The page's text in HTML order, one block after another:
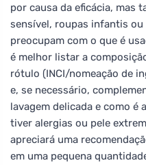
por causa da eficácia, mas
sensível, roupas infantis ou
preocupam com o que é
é melhor listar a
rótulo (INCI/nomeação de
e, se necessário,
lavagem delicada e como é
tiver alergias ou pele
apreciará uma
em uma pequena